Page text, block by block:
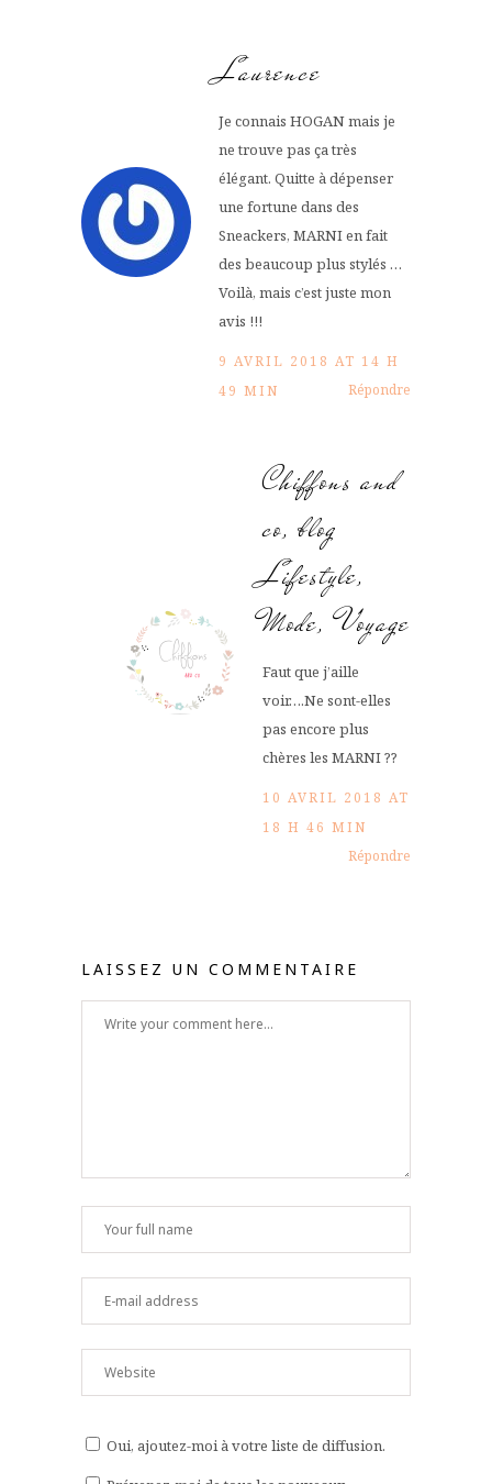
Laurence
Je connais HOGAN mais je
ne trouve pas ça très
élégant. Quitte à dépenser
une fortune dans des
Sneackers, MARNI en fait
des beaucoup plus stylés …
Voilà, mais c’est juste mon
avis !!!
9 AVRIL 2018 AT 14 H
49 MIN
Répondre
Chiffons and
co, blog
Lifestyle,
Mode, Voyage
Faut que j’aille
voir….Ne sont-elles
pas encore plus
chères les MARNI ??
10 AVRIL 2018 AT
18 H 46 MIN
Répondre
LAISSEZ UN COMMENTAIRE
Oui, ajoutez-moi à votre liste de diffusion.